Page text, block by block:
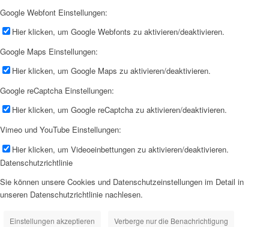
Google Webfont Einstellungen:
Hier klicken, um Google Webfonts zu aktivieren/deaktivieren.
Google Maps Einstellungen:
Hier klicken, um Google Maps zu aktivieren/deaktivieren.
Google reCaptcha Einstellungen:
Hier klicken, um Google reCaptcha zu aktivieren/deaktivieren.
Vimeo und YouTube Einstellungen:
Hier klicken, um Videoeinbettungen zu aktivieren/deaktivieren.
Datenschutzrichtlinie
Sie können unsere Cookies und Datenschutzeinstellungen im Detail in
unseren Datenschutzrichtlinie nachlesen.
Einstellungen akzeptieren Verberge nur die Benachrichtigung